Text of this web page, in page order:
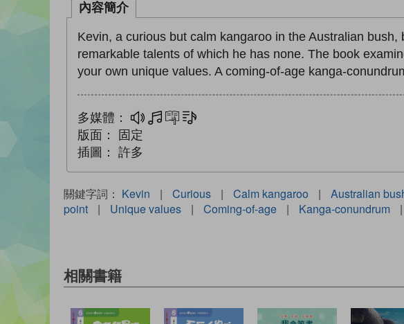
內容簡介
Kevin, a curious but calm kangaroo in the Australian
remarkable talents of which he has none. The book
your own unique values. A coming-of-age kanga-
多媒體： 多媒體互動練習
文字同步朗讀
版面：
固定
插圖：
許多
關鍵字詞： Kevin | Curious | Calm kangaroo | Australian
point
| Unique values | Coming-of-age | Kanga-conundrum |
相關書籍